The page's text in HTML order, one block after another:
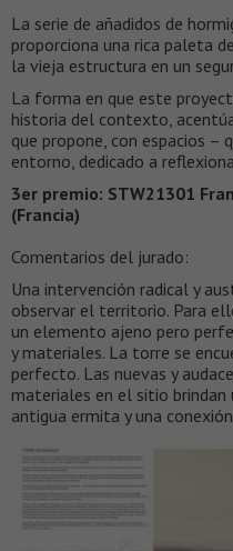
La serie de añadidos de
proporciona una rica paleta
la vieja estructura en un
La forma en que este
historia del contexto,
que propone, con espacios –
entorno, dedicado a
3er premio: STW21301
(Francia)
Comentarios del jurado:
Una intervención radical y
observar el territorio. Para
un elemento ajeno pero
y materiales. La torre se
perfecto. Las nuevas y
materiales en el sitio brindan
antigua ermita y una